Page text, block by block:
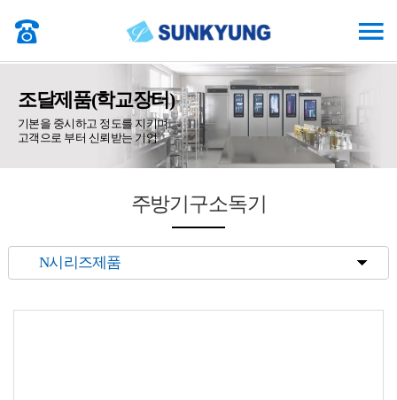
조달제품(학교장터)
기본을 중시하고 정도를 지키며
고객으로 부터 신뢰받는 기업
주방기구소독기